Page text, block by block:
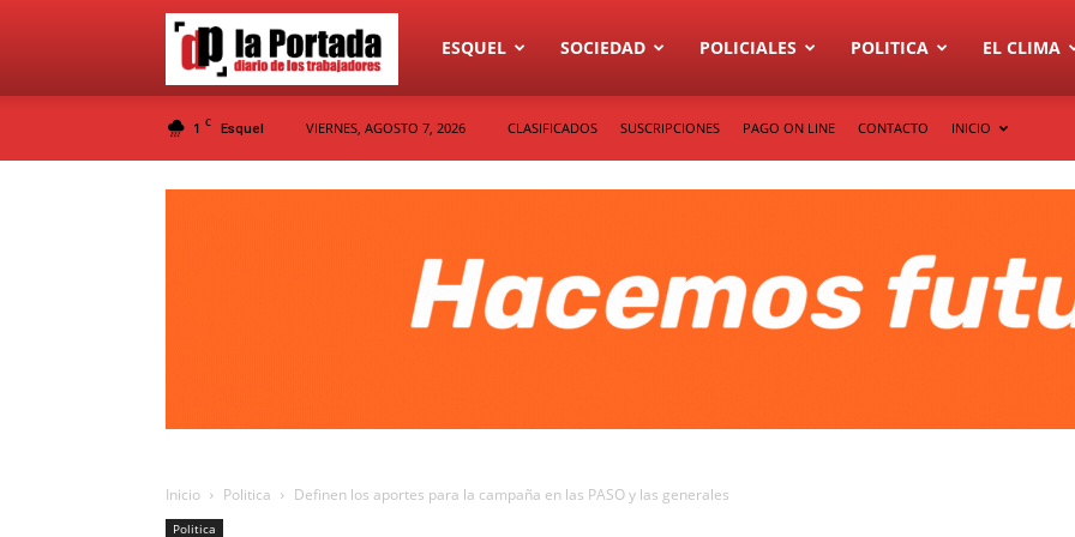
Diario
La
ESQUEL SOCIEDAD POLICIALES POLITICA EL CLIMA
1 C Esquel VIERNES, AGOSTO 7, 2026 CLASIFICADOS SUSCRIPCIONES PAGO ON LINE CONTACTO INICIO
Inicio Politica Definen los aportes para la campaña en las PASO y las generales
Politica